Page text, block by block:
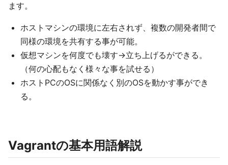
ます。
ホストマシンの環境に左右されず、複数の開発者間で
同様の環境を共有する事が可能。
仮想マシンを何度でも壊す→立ち上げるができる。
（何の心配もなく様々な事を試せる）
ホストPCのOSに関係なく別のOSを動かす事ができ
る。
Vagrantの基本用語解説